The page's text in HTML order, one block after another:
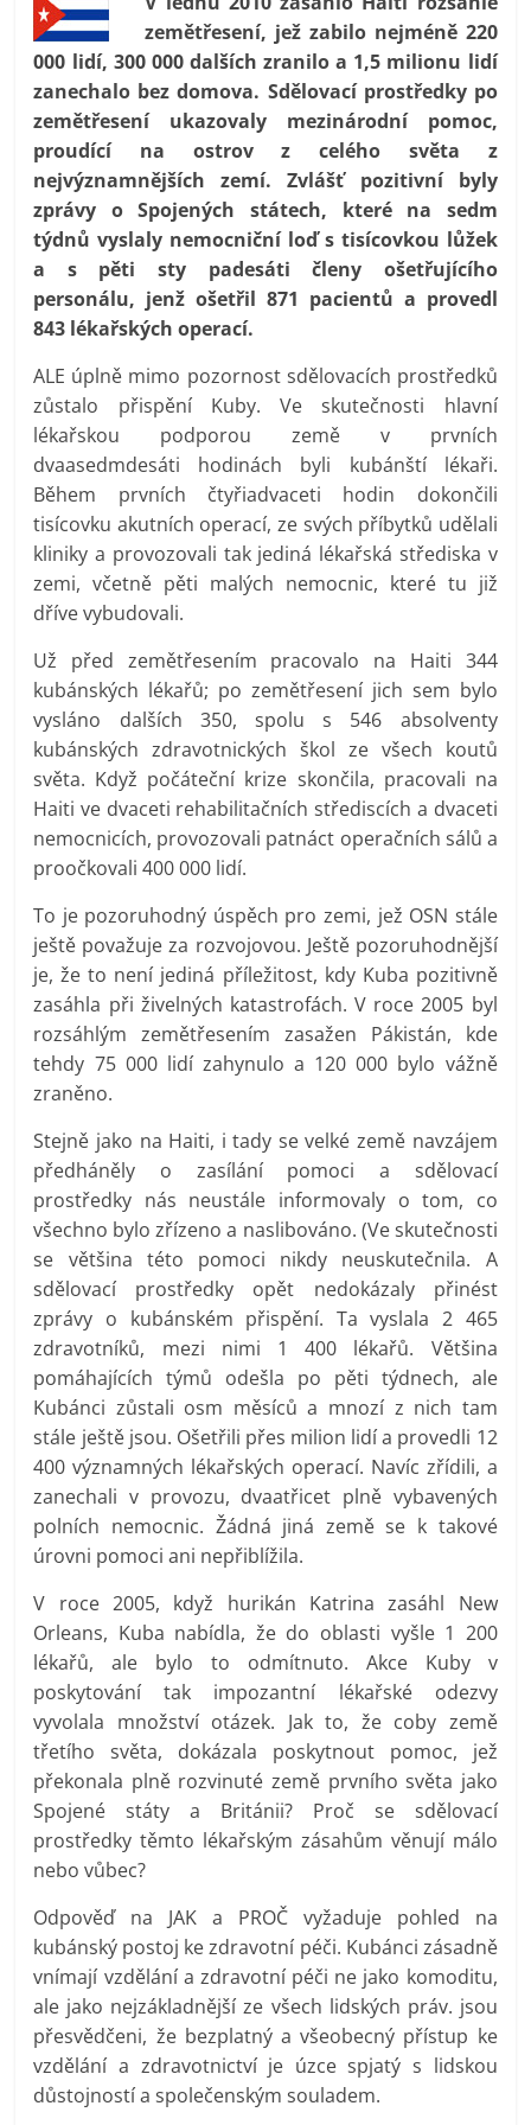
prospívá?
zemětřesení, jež zabilo nejméně 220
000 lidí, 300 000 dalších zranilo a 1,5 milionu lidí
zanechalo bez domova. Sdělovací prostředky po
zemětřesení ukazovaly mezinárodní pomoc,
proudící na ostrov z celého světa z
nejvýznamnějších zemí. Zvlášť pozitivní byly
zprávy o Spojených státech, které na sedm
týdnů vyslaly nemocniční loď s tisícovkou lůžek
a s pěti sty padesáti členy ošetřujícího
personálu, jenž ošetřil 871 pacientů a provedl
843 lékařských operací.
ALE úplně mimo pozornost sdělovacích prostředků
zůstalo přispění Kuby. Ve skutečnosti hlavní
lékařskou podporou země v prvních
dvaasedmdesáti hodinách byli kubánští lékaři.
Během prvních čtyřiadvaceti hodin dokončili
tisícovku akutních operací, ze svých příbytků udělali
kliniky a provozovali tak jediná lékařská střediska v
zemi, včetně pěti malých nemocnic, které tu již
dříve vybudovali.
Už před zemětřesením pracovalo na Haiti 344
kubánských lékařů; po zemětřesení jich sem bylo
vysláno dalších 350, spolu s 546 absolventy
kubánských zdravotnických škol ze všech koutů
světa. Když počáteční krize skončila, pracovali na
Haiti ve dvaceti rehabilitačních střediscích a dvaceti
nemocnicích, provozovali patnáct operačních sálů a
proočkovali 400 000 lidí.
To je pozoruhodný úspěch pro zemi, jež OSN stále
ještě považuje za rozvojovou. Ještě pozoruhodnější
je, že to není jediná příležitost, kdy Kuba pozitivně
zasáhla při živelných katastrofách. V roce 2005 byl
rozsáhlým zemětřesením zasažen Pákistán, kde
tehdy 75 000 lidí zahynulo a 120 000 bylo vážně
zraněno.
Stejně jako na Haiti, i tady se velké země navzájem
předháněly o zasílání pomoci a sdělovací
prostředky nás neustále informovaly o tom, co
všechno bylo zřízeno a naslibováno. (Ve skutečnosti
se většina této pomoci nikdy neuskutečnila. A
sdělovací prostředky opět nedokázaly přinést
zprávy o kubánském přispění. Ta vyslala 2 465
zdravotníků, mezi nimi 1 400 lékařů. Většina
pomáhajících týmů odešla po pěti týdnech, ale
Kubánci zůstali osm měsíců a mnozí z nich tam
stále ještě jsou. Ošetřili přes milion lidí a provedli 12
400 významných lékařských operací. Navíc zřídili, a
zanechali v provozu, dvaatřicet plně vybavených
polních nemocnic. Žádná jiná země se k takové
úrovni pomoci ani nepřiblížila.
V roce 2005, když hurikán Katrina zasáhl New
Orleans, Kuba nabídla, že do oblasti vyšle 1 200
lékařů, ale bylo to odmítnuto. Akce Kuby v
poskytování tak impozantní lékařské odezvy
vyvolala množství otázek. Jak to, že coby země
třetího světa, dokázala poskytnout pomoc, jež
překonala plně rozvinuté země prvního světa jako
Spojené státy a Británii? Proč se sdělovací
prostředky těmto lékařským zásahům věnují málo
nebo vůbec?
Odpověď na JAK a PROČ vyžaduje pohled na
kubánský postoj ke zdravotní péči. Kubánci zásadně
vnímají vzdělání a zdravotní péči ne jako komoditu,
ale jako nejzákladnější ze všech lidských práv. jsou
přesvědčeni, že bezplatný a všeobecný přístup ke
vzdělání a zdravotnictví je úzce spjatý s lidskou
důstojností a společenským souladem.